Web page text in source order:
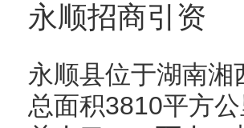
永顺招商引资
永顺县位于湖南
总面积3810平方